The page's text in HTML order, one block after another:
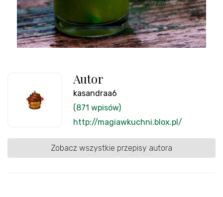
Autor
kasandraa6
(871 wpisów)
http://magiawkuchni.blox.pl/
Zobacz wszystkie przepisy autora